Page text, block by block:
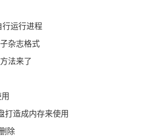
运行进程
杂志格式
法来了
打造成内存来使用
除